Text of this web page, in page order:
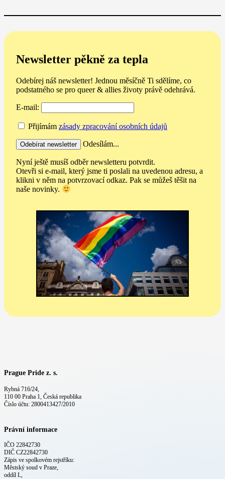
Newsletter pěkně za tepla
Odebírej náš newsletter! Jednou měsíčně Ti sdělíme, co
podstatného se pro queer & allies životy právě odehrává.
E-mail:
Přijímám zásady zpracování osobních údajů
Odesílám...
Nyní ještě musíš odběr newsletteru potvrdit.
Otevři si e-mail, který jsme ti poslali na uvedenou adresu, a
klikni v něm na potvrzovací odkaz. Pak se můžeš těšit na
naše novinky.
Prague Pride z. s.
Rybná 716/24,
110 00 Praha 1, Česká republika
Číslo účtu: 2800413427/2010
Právní informace
IČO 22842730
DIČ CZ22842730
Zápis ve spolkovém rejstříku:
Městský soud v Praze,
oddíl L,